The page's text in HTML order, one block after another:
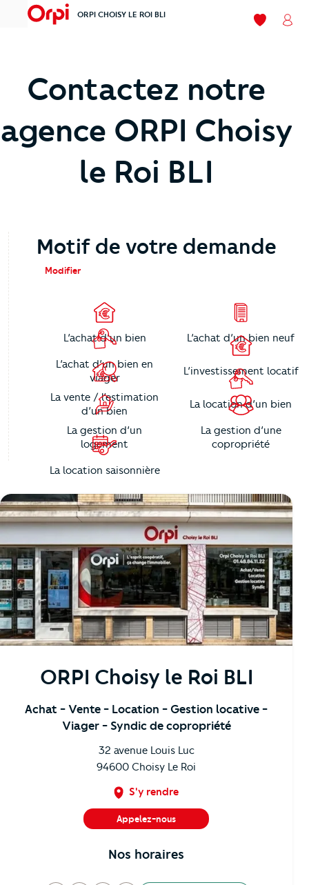
menu ORPI CHOISY LE ROI BLI Mes
Contactez notre
agence ORPI Choisy
le Roi BLI
Motif de votre demande
Modifier
L’achat d’un bien L’achat d’un bien neuf
L’achat d’un bien en
viager
L’investissement locatif
La vente / l’estimation
d’un bien
La location d’un bien
La gestion d’un
logement
La gestion d’une
copropriété
La location saisonnière
https://cutjhqvjma.cloudimg.io/_prod_/orpibackend/
ORPI Choisy le Roi BLI
Achat - Vente - Location - Gestion locative -
Viager - Syndic de copropriété
32 avenue Louis Luc
94600 Choisy Le Roi
S'y rendre
Appelez-nous
Nos horaires